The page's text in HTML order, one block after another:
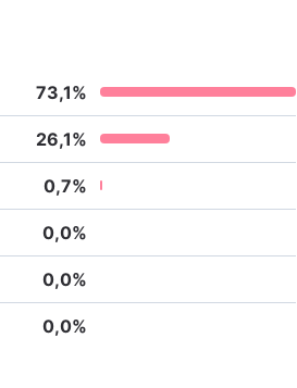
73,1%
26,1%
0,7%
0,0%
0,0%
0,0%